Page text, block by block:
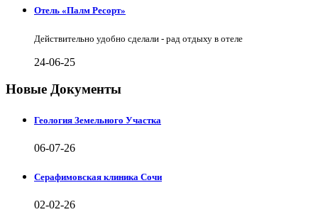
Отель «Палм Ресорт»
Действительно удобно сделали - рад отдыху в отеле
24-06-25
Новые Документы
Геология Земельного Участка
06-07-26
Серафимовская клиника Сочи
02-02-26